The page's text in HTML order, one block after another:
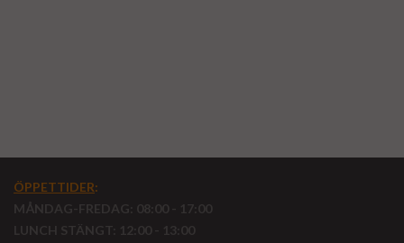
ÖPPETTIDER:
MÅNDAG-FREDAG: 08:00 - 17:00
LUNCH STÄNGT: 12:00 - 13:00